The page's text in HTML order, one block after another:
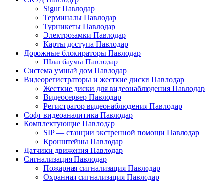
Sigur Павлодар
Терминалы Павлодар
Турникеты Павлодар
Электрозамки Павлодар
Карты доступа Павлодар
Дорожные блокираторы Павлодар
Шлагбаумы Павлодар
Система умный дом Павлодар
Видеорегистраторы и жесткие диски Павлодар
Жесткие диски для видеонаблюдения Павлодар
Видеосервер Павлодар
Регистратор видеонаблюдения Павлодар
Софт видеоаналитика Павлодар
Комплектующие Павлодар
SIP — станции экстренной помощи Павлодар
Кронштейны Павлодар
Датчики движения Павлодар
Сигнализация Павлодар
Пожарная сигнализация Павлодар
Охранная сигнализация Павлодар